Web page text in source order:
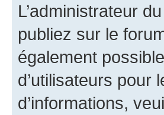
L’administrateur
publiez sur le
également
d’utilisateurs pour
d’informations,